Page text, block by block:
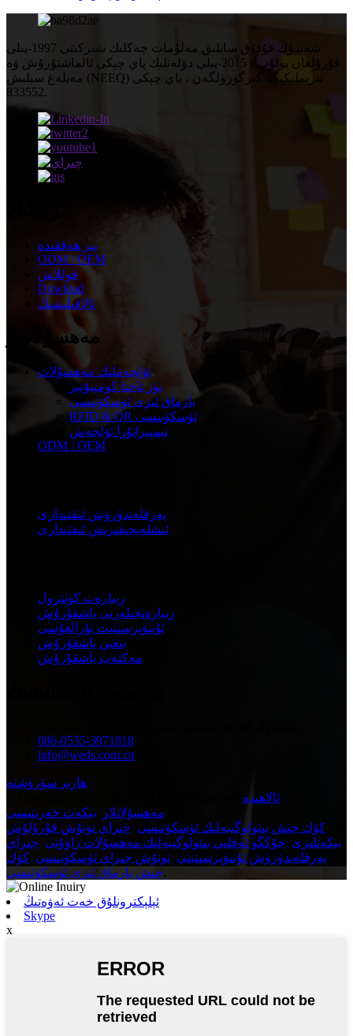
شەندۇڭ قۇدۇق سانلىق مەلۇمات چەكلىك شىركىتى 1997-يىلى
قۇرۇلغان بولۇپ ، 2015-يىلى دۆلەتلىك پاي چېكى ئالماشتۇرۇش ۋە
مەبلەغ سېلىش (NEEQ) تىزىملىكىگە كىرگۈزۈلگەن ، پاي چېكى
833552.
بىز ھەققىدە
ODM / OEM
قوللاش
Dowload
ئالاقىلىشىڭ
مەھسۇلاتلار
ئۆلچەملىك مەھسۇلات
يۈز تاختا كومپيۇتېر
بارماق ئىزى ئۈسكۈنىسى
RFID & QR ئۈسكۈنىسى
تېمپېراتۇرا ئۆلچەش
ODM / OEM
پەرقلەندۈرۈش ئىقتىدارى
ئىشلەپچىقىرىش ئىقتىدارى
زىيارەت كونترول
زىيارەتچىلەرنى باشقۇرۇش
ئۇنىۋېرسىتېت تۇرالغۇسى
يىغىن باشقۇرۇش
مەكتەپ باشقۇرۇش
086-0535-3971818
info@weds.com.cn
ھازىر سۈرۈشتە
ئالاھىدە
مەھسۇلاتلار
بېكەت خەرىتىسى
كۆك چىش بىئولوگىيەلىك ئۈسكۈنىسى چىراي تونۇش قۇرۇلۇش
بېكەتلىرى جۇڭگو ئەقلىي بىئولوگىيەلىك مەھسۇلات زاۋۇتى چىراي
پەرقلەندۈرۈش ئۇنىۋېرسىتېتى تونۇش چىراي ئۈسكۈنىسى كۆك
چىش بارماق ئىزى ئۈسكۈنىسى,
ئېلېكترونلۇق خەت ئەۋەتىڭ
Skype
x